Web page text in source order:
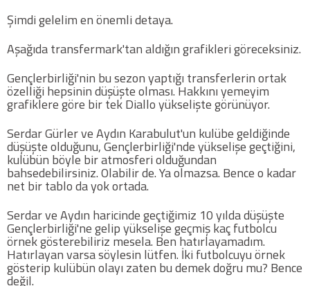
Şimdi gelelim en önemli detaya.
Aşağıda transfermark'tan aldığın grafikleri göreceksiniz.
Gençlerbirliği'nin bu sezon yaptığı transferlerin ortak
özelliği hepsinin düşüşte olması. Hakkını yemeyim
grafiklere göre bir tek Diallo yükselişte görünüyor.
Serdar Gürler ve Aydın Karabulut'un kulübe geldiğinde
düşüşte olduğunu, Gençlerbirliği'nde yükselişe geçtiğini,
kulübün böyle bir atmosferi olduğundan
bahsedebilirsiniz. Olabilir de. Ya olmazsa. Bence o kadar
net bir tablo da yok ortada.
Serdar ve Aydın haricinde geçtiğimiz 10 yılda düşüşte
Gençlerbirliği'ne gelip yükselişe geçmiş kaç futbolcu
örnek gösterebiliriz mesela. Ben hatırlayamadım.
Hatırlayan varsa söylesin lütfen. İki futbolcuyu örnek
gösterip kulübün olayı zaten bu demek doğru mu? Bence
değil.